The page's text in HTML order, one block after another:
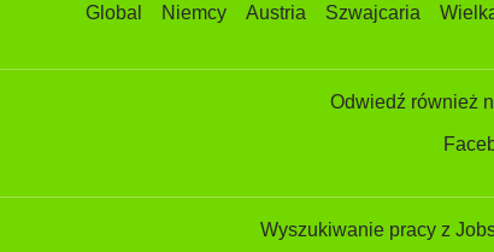
Global Niemcy Austria Szwajcaria
Odwiedź również
Wyszukiwanie pracy z